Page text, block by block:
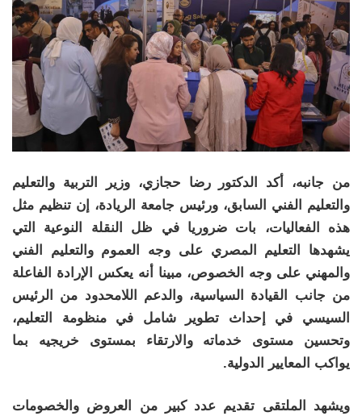
من جانبه، أكد الدكتور رضا حجازي، وزير التربية والتعليم
والتعليم الفني السابق، ورئيس جامعة الريادة، إن تنظيم مثل
هذه الفعاليات، بات ضروريا في ظل النقلة النوعية التي
يشهدها التعليم المصري على وجه العموم والتعليم الفني
والمهني على وجه الخصوص، مبينا أنه يعكس الإرادة الفاعلة
من جانب القيادة السياسية، والدعم اللامحدود من الرئيس
السيسي في إحداث تطوير شامل في منظومة التعليم،
وتحسين مستوى خدماته والارتقاء بمستوى خريجيه بما
يواكب المعايير الدولية.
ويشهد الملتقى تقديم عدد كبير من العروض والخصومات